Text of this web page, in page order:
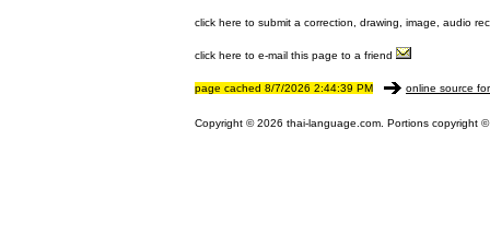
click here to submit a correction, drawing, image, audio
click here to e-mail this page to a friend
page cached 8/7/2026 2:44:39 PM online source
Copyright © 2026 thai-language.com. Portions copyright